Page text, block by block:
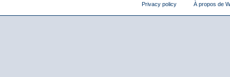
Privacy policy À propos de